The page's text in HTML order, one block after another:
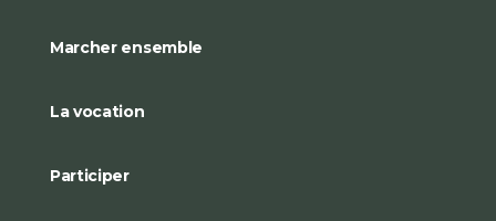
Marcher ensemble
La vocation
Participer